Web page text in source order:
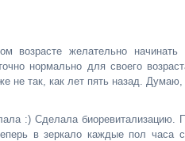
возрасте желательно
нормально для своего
не так, как лет пять назад.
:) Сделала биоревитализацию.
в зеркало каждые пол часа